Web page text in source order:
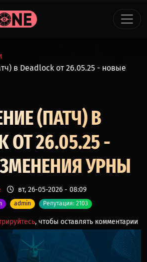
в Deadlock от 26.05.25 - новые
(ПАТЧ) В
ОТ 26.05.25 -
УРНЫ
вт, 26-05-2026 - 08:09
admin Репутация: 2103
, чтобы оставлять комментарии